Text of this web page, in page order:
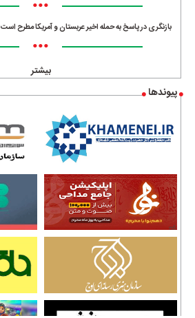
•••
بازنگری در پاسخ به حمله اخیر عربستان و آمریکا مطرح است
•••
بیشتر
پیوندها